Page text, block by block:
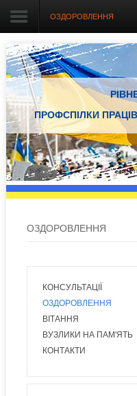
Головна
Про організацію
Документація
Електронний вісник
Новини Профспілки
ОЗДОРОВЛЕННЯ
ПРОФСПІЛКИ
ОЗДОРОВЛЕННЯ
КОНСУЛЬТАЦІЇ
ОЗДОРОВЛЕННЯ
ВІТАННЯ
ВУЗЛИКИ НА ПАМ'ЯТЬ
КОНТАКТИ